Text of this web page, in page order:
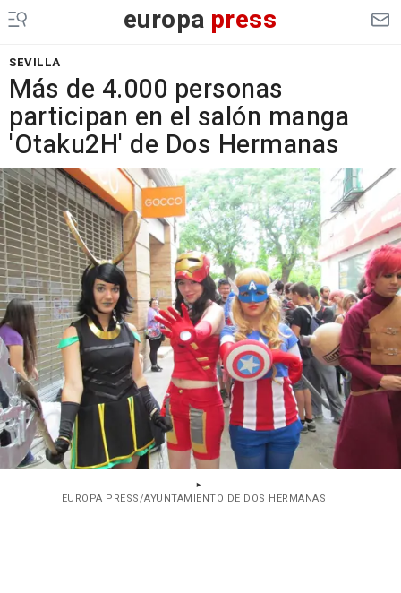
europa press
SEVILLA
Más de 4.000 personas
participan en el salón manga
'Otaku2H' de Dos Hermanas
EUROPA PRESS/AYUNTAMIENTO DE DOS HERMANAS